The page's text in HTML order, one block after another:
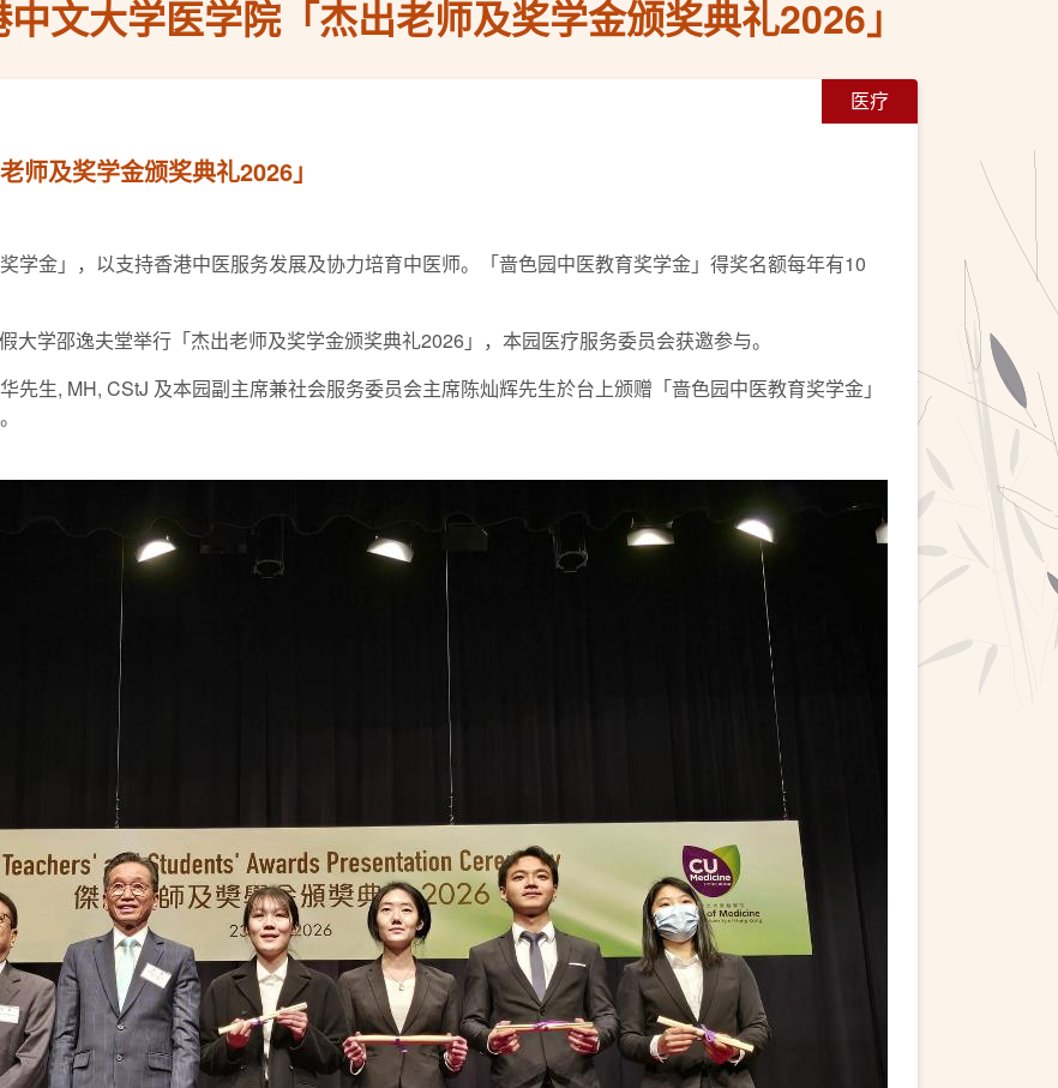
文大学医学院「杰出老师及奖学金颁奖典礼2026」
医疗
师及奖学金颁奖典礼2026」
学金」，以支持香港中医服务发展及协力培育中医师。「啬色园中医教育奖学金」得奖名额每年有10
学邵逸夫堂举行「杰出老师及奖学金颁奖典礼2026」，本园医疗服务委员会获邀参与。
先生, MH, CStJ 及本园副主席兼社会服务委员会主席陈灿辉先生於台上颁赠「啬色园中医教育奖学金」